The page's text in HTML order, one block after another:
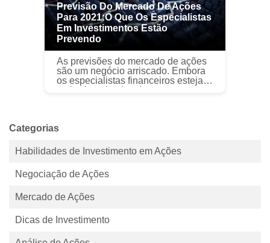
Previsão Do Mercado De Ações
Para 2021:o Que Os Especialistas
Em Investimentos Estão
Prevendo
As previsões do mercado de ações
são um negócio arriscado. Embora
os especialistas financeiros estejam
mais sintonizados do que nunca
Categorias
Habilidades de Investimento em Ações
Negociação de Ações
Mercado de Ações
Dicas de Investimento